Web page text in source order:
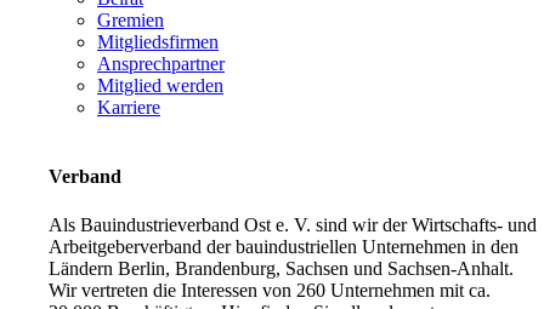
Gremien
Mitgliedsfirmen
Ansprechpartner
Mitglied werden
Karriere
Verband
Als Bauindustrieverband Ost e. V. sind wir der Wirtschafts- und
Arbeitgeberverband der bauindustriellen Unternehmen in den
Ländern Berlin, Brandenburg, Sachsen und Sachsen-Anhalt.
Wir vertreten die Interessen von 260 Unternehmen mit ca.